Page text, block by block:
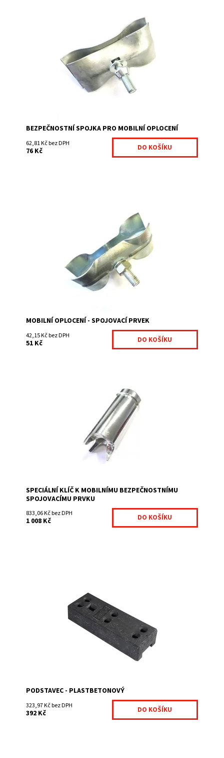
Bezpečnostní spojka pro mobilní oplocení slouží pro
spojení panelů a bez speciáního klíče tvoří
Dostupnost:
Na centrálním skladě
MOBBEZ1-357
BEZPEČNOSTNÍ SPOJKA PRO MOBILNÍ OPLOCENÍ
62,81 Kč bez DPH
76 Kč
Mobilní spojovací prvek zajišťuje pevné spojení mobilních
Na centrálním skladě
MOBSPOJ1-353
MOBILNÍ OPLOCENÍ - SPOJOVACÍ PRVEK
42,15 Kč bez DPH
51 Kč
Speciální klíč slouží k otevření bezpečnostního
spojovacího prvku, kterým jsou
spojovány mobilní plotové panely.
Na centrálním skladě
MOBKLIC01-358
SPECIÁLNÍ KLÍČ K MOBILNÍMU BEZPEČNOSTNÍMU
SPOJOVACÍMU PRVKU
833,06 Kč bez DPH
1 008 Kč
5 otvorů. Mobilní podstavec slouží pro
uchycení mobilních panelů....
Na centrálním skladě
MOBPODS2-354
PODSTAVEC - PLASTBETONOVÝ
323,97 Kč bez DPH
392 Kč